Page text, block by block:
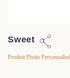
Sweet
Produit Photo Personnalisé